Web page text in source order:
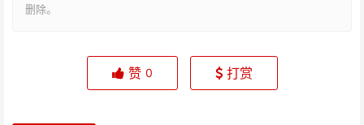
删除。
赞 0 打赏